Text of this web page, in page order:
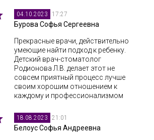
04.10.2023 17:27
Бурова Софья Сергеевна
Прекрасные врачи, действительно
умеющие найти подход к ребенку.
Детский врач-стоматолог
Родионова Л.В. делает этот не
совсем приятный процесс лучше
своим хорошим отношением к
каждому и профессионализмом
18.08.2023 21:01
Белоус Софья Андреевна